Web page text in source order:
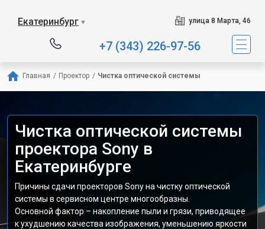
Екатеринбург ▼ улица 8 Марта, 46
+7 (343) 226-97-56
Главная / Проектор / Чистка оптической системы
Чистка оптической системы
проектора Sony в
Екатеринбурге
Причины сдачи проекторов Sony на чистку оптической
системы в сервисном центре многообразны.
Основной фактор – накопление пыли и грязи, приводящее
к ухудшению качества изображения, уменьшению яркости